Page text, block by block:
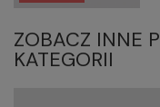
ZOBACZ INNE
KATEGORII